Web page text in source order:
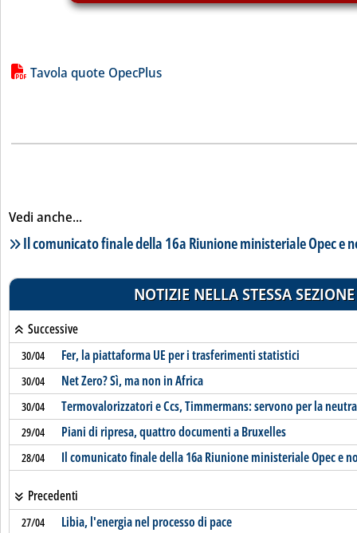
Lista allegati PDF alla notizia
Tavola quote OpecPlus
Vedi anche...
Lista notizie correlate
Il comunicato finale della 16a Riunione ministeriale Opec e
NOTIZIE NELLA STESSA SEZIONE
Successive
30/04 Fer, la piattaforma UE per i trasferimenti statistici
30/04 Net Zero? Sì, ma non in Africa
30/04 Termovalorizzatori e Ccs, Timmermans: servono per la
29/04 Piani di ripresa, quattro documenti a Bruxelles
28/04 Il comunicato finale della 16a Riunione ministeriale Opec e
Precedenti
27/04 Libia, l'energia nel processo di pace